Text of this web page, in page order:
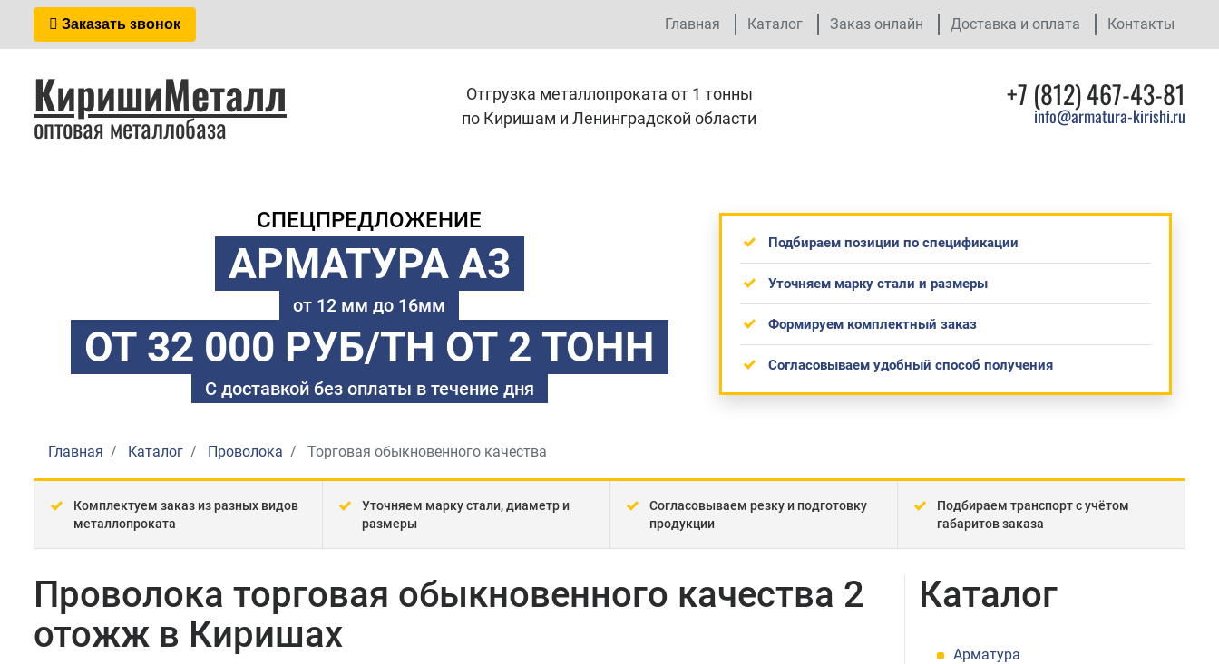
Заказать звонок Главная Каталог Заказ онлайн Доставка и оплата Контакты
КиришиМеталл
оптовая металлобаза
Отгрузка металлопроката от 1 тонны
по Киришам и Ленинградской области
+7 (812) 467-43-81
info@armatura-kirishi.ru
СПЕЦПРЕДЛОЖЕНИЕ
АРМАТУРА А3
от 12 мм до 16мм
ОТ 32 000 РУБ/ТН ОТ 2 ТОНН
С доставкой без оплаты в течение дня
Подбираем позиции по спецификации
Уточняем марку стали и размеры
Формируем комплектный заказ
Согласовываем удобный способ получения
Главная Каталог Проволока Торговая обыкновенного качества
Комплектуем заказ из разных видов
металлопроката
Уточняем марку стали, диаметр и
размеры
Согласовываем резку и подготовку
продукции
Подбираем транспорт с учётом
габаритов заказа
Проволока торговая обыкновенного качества 2
отожж в Киришах
Каталог
Арматура